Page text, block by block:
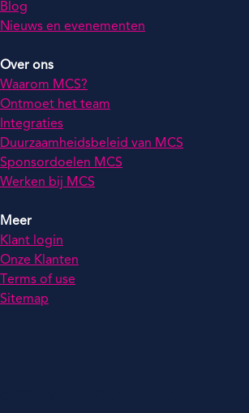
Blog
Nieuws en evenementen
Over ons
Waarom MCS?
Ontmoet het team
Integraties
Duurzaamheidsbeleid van MCS
Sponsordoelen MCS
Werken bij MCS
Meer
Klant login
Onze Klanten
Terms of use
Sitemap